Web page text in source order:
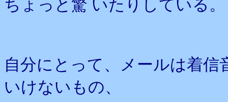
ちょっと驚 いたりしている。
自分にとって、メールは着
いけないもの、